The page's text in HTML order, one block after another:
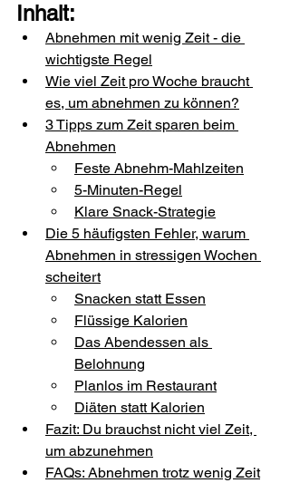
Inhalt:
Abnehmen mit wenig Zeit - die
wichtigste Regel
Wie viel Zeit pro Woche braucht
es, um abnehmen zu können?
3 Tipps zum Zeit sparen beim
Abnehmen
Feste Abnehm-Mahlzeiten
5-Minuten-Regel
Klare Snack-Strategie
Die 5 häufigsten Fehler, warum
Abnehmen in stressigen Wochen
scheitert
Snacken statt Essen
Flüssige Kalorien
Das Abendessen als
Belohnung
Planlos im Restaurant
Diäten statt Kalorien
Fazit: Du brauchst nicht viel Zeit,
um abzunehmen
FAQs: Abnehmen trotz wenig Zeit